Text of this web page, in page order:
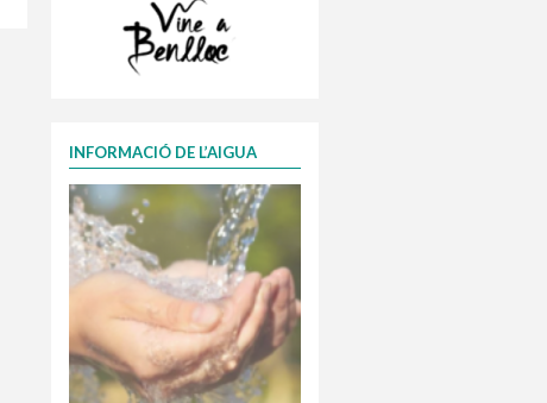
INFORMACIÓ DE L’AIGUA